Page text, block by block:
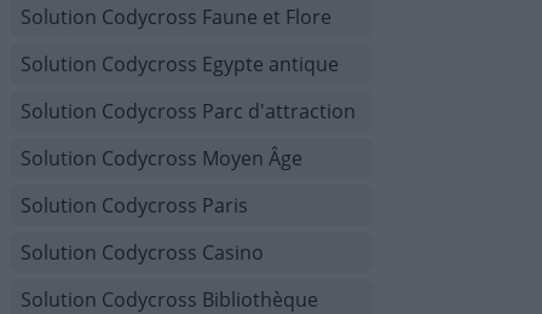
Solution Codycross Faune et Flore
Solution Codycross Egypte antique
Solution Codycross Parc d'attraction
Solution Codycross Moyen Âge
Solution Codycross Paris
Solution Codycross Casino
Solution Codycross Bibliothèque